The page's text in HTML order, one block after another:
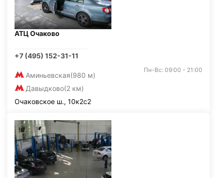
АТЦ Очаково
+7 (495) 152-31-11
Аминьевская(980 м)
Давыдково(2 км)
Пн-Вс: 09:00 - 21:00
Очаковское ш., 10к2с2